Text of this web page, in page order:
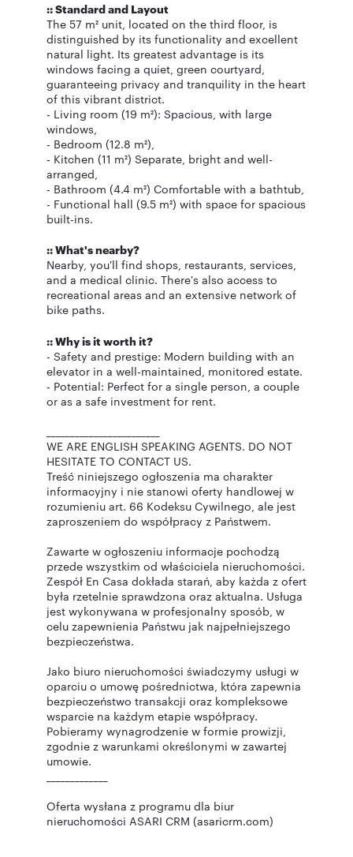
:: Standard and Layout
The 57 m² unit, located on the third floor, is
distinguished by its functionality and excellent
natural light. Its greatest advantage is its
windows facing a quiet, green courtyard,
guaranteeing privacy and tranquility in the heart
of this vibrant district.
- Living room (19 m²): Spacious, with large
windows,
- Bedroom (12.8 m²),
- Kitchen (11 m²) Separate, bright and well-
arranged,
- Bathroom (4.4 m²) Comfortable with a bathtub,
- Functional hall (9.5 m²) with space for spacious
built-ins.
:: What's nearby?
Nearby, you'll find shops, restaurants, services,
and a medical clinic. There's also access to
recreational areas and an extensive network of
bike paths.
:: Why is it worth it?
- Safety and prestige: Modern building with an
elevator in a well-maintained, monitored estate.
- Potential: Perfect for a single person, a couple
or as a safe investment for rent.
WE ARE ENGLISH SPEAKING AGENTS. DO NOT
HESITATE TO CONTACT US.
Treść niniejszego ogłoszenia ma charakter
informacyjny i nie stanowi oferty handlowej w
rozumieniu art. 66 Kodeksu Cywilnego, ale jest
zaproszeniem do współpracy z Państwem.
Zawarte w ogłoszeniu informacje pochodzą
przede wszystkim od właściciela nieruchomości.
Zespół En Casa dokłada starań, aby każda z ofert
była rzetelnie sprawdzona oraz aktualna. Usługa
jest wykonywana w profesjonalny sposób, w
celu zapewnienia Państwu jak najpełniejszego
bezpieczeństwa.
Jako biuro nieruchomości świadczymy usługi w
oparciu o umowę pośrednictwa, która zapewnia
bezpieczeństwo transakcji oraz kompleksowe
wsparcie na każdym etapie współpracy.
Pobieramy wynagrodzenie w formie prowizji,
zgodnie z warunkami określonymi w zawartej
umowie.
Oferta wysłana z programu dla biur
nieruchomości ASARI CRM (asaricrm.com)